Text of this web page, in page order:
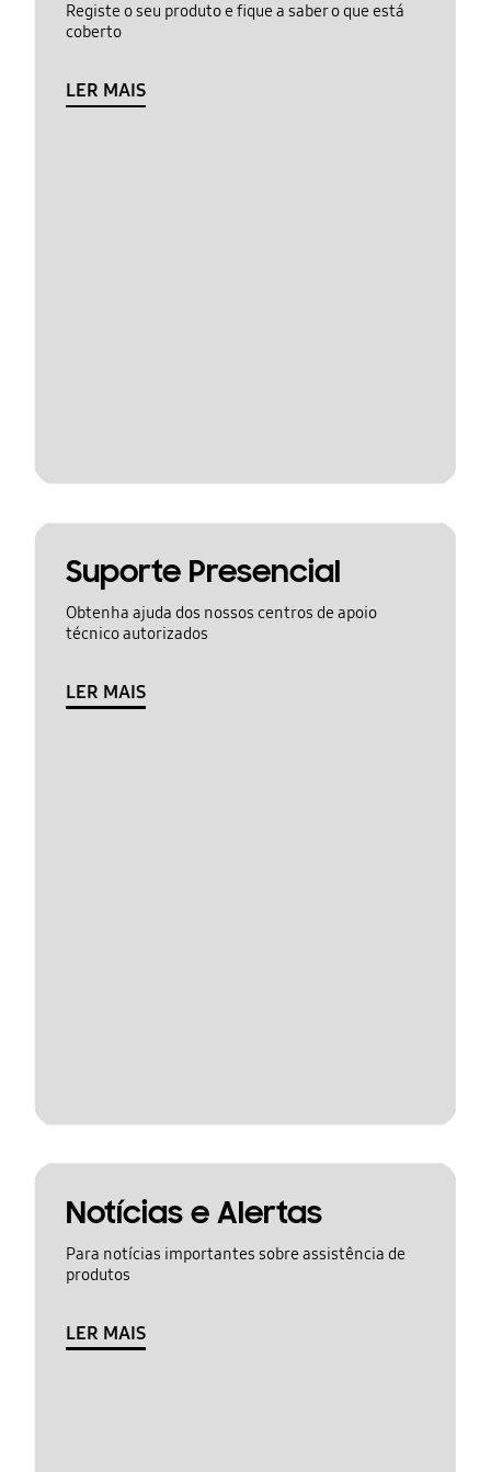
Registe o seu produto e fique a saber o que está
coberto
LER MAIS
Suporte Presencial
Obtenha ajuda dos nossos centros de apoio
técnico autorizados
LER MAIS
Notícias e Alertas
Para notícias importantes sobre assistência de
produtos
LER MAIS